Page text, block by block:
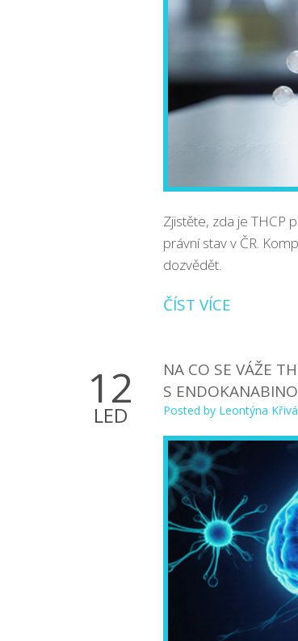
Zjistěte, zda je THCP
právní stav v ČR.
dozvědět.
ČÍST VÍCE
12
LED
NA CO SE VÁŽE
S
Posted by Leontýna